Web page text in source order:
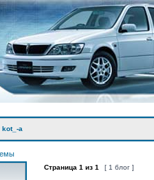
kot_-а
Страница 1 из 1 [ 1 блог ]